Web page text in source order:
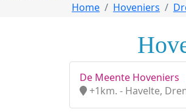
Home Hoveniers
De Meente Hoveniers
+1km. - Havelte,